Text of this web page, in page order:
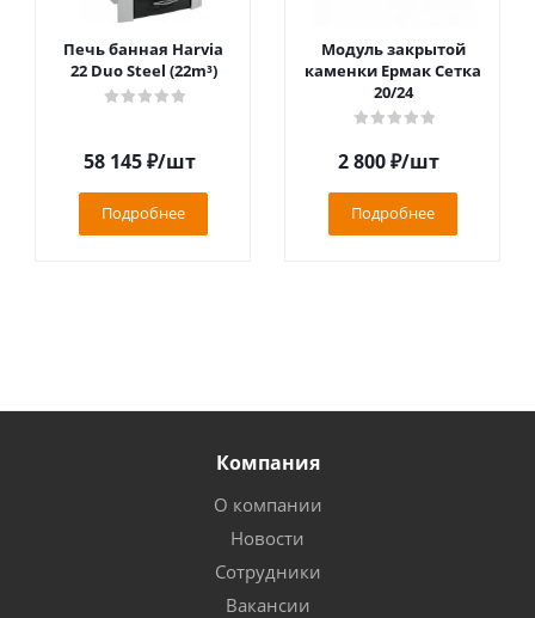
Печь банная Harvia
22 Duo Steel (22m³)
58 145₽/шт
Подробнее
Модуль закрытой
каменки Ермак Сетка
20/24
2 800₽/шт
Подробнее
Компания
О компании
Новости
Сотрудники
Вакансии